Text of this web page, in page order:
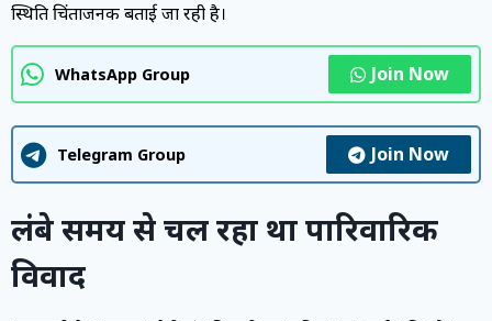
स्थिति चिंताजनक बताई जा रही है।
WhatsApp Group Join Now
Telegram Group Join Now
लंबे समय से चल रहा था पारिवारिक
विवाद